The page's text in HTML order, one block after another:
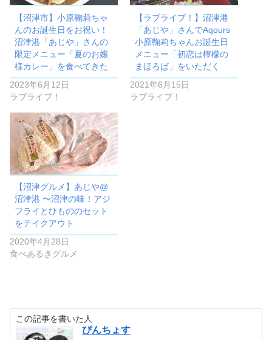
【沼津市】小原鞠莉ちゃ
んのお誕生日をお祝い！
沼津港「あじや」さんの
限定メニュー「夏のお嬢
様カレー」を食べてきた
2023年6月12日
ラブライブ！
【ラブライブ！】沼津港
「あじや」さんでAqours
小原鞠莉ちゃんお誕生日
メニュー「初恋は檸檬の
まほろば」をいただく
2021年6月15日
ラブライブ！
【沼津グルメ】あじや@
沼津港 〜沼津の味！アジ
フライとひもののセット
をテイクアウト
2020年4月28日
食べあるきグルメ
この記事を書いた人
ぴんちょす